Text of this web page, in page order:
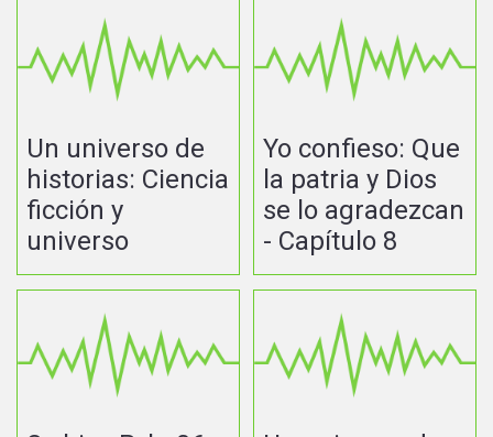
Un universo de
historias: Ciencia
ficción y
universo
Yo confieso: Que
la patria y Dios
se lo agradezcan
- Capítulo 8